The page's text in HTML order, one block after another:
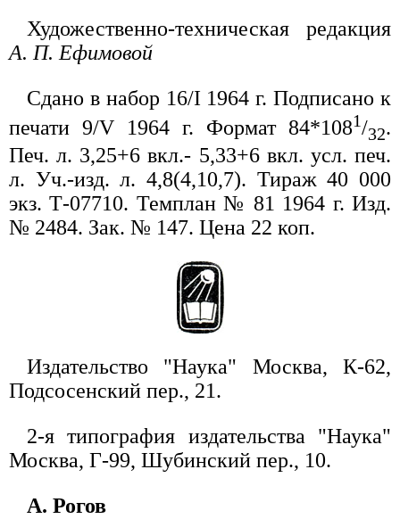
Художественно-техническая редакция
А. П. Ефимовой
Сдано в набор 16/I 1964 г. Подписано к
печати 9/V 1964 г. Формат 84*1081/32.
Печ. л. 3,25+6 вкл.- 5,33+6 вкл. усл. печ.
л. Уч.-изд. л. 4,8(4,10,7). Тираж 40 000
экз. Т-07710. Темплан № 81 1964 г. Изд.
№ 2484. Зак. № 147. Цена 22 коп.
Издательство "Наука" Москва, К-62,
Подсосенский пер., 21.
2-я типография издательства "Наука"
Москва, Г-99, Шубинский пер., 10.
А. Рогов